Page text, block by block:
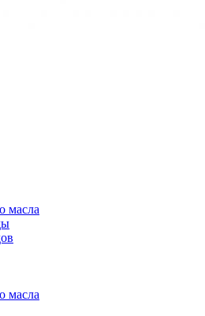
масла
масла